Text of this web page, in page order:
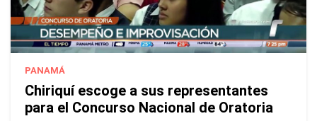
PANAMÁ
Chiriquí escoge a sus representantes
para el Concurso Nacional de Oratoria